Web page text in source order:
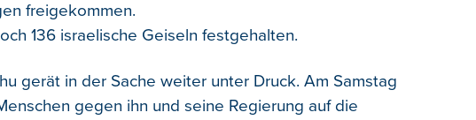
freigekommen.
136 israelische Geiseln festgehalten.
gerät in der Sache weiter unter Druck. Am Samstag
gegen ihn und seine Regierung auf die